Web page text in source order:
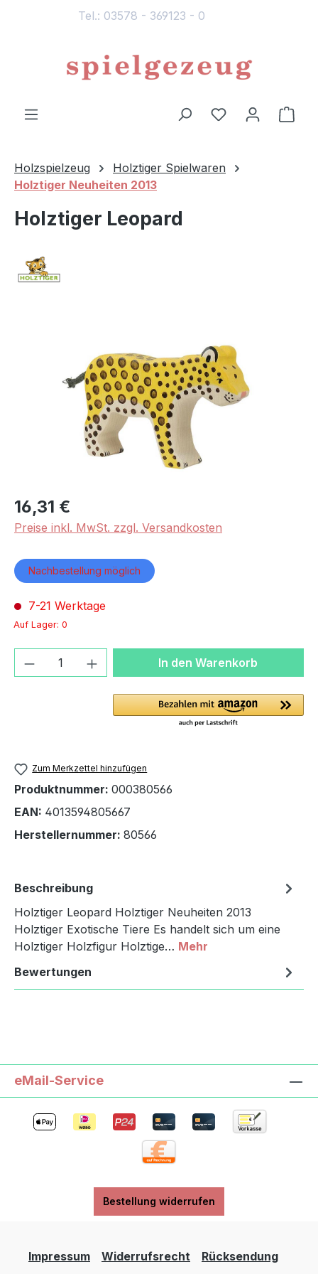
Tel.: 03578 - 369123 - 0
Du hast 0
Holzspielzeug
Holztiger Spielwaren
Holztiger Neuheiten 2013
Holztiger Leopard
16,31 €
Preise inkl. MwSt. zzgl. Versandkosten
Nachbestellung möglich
7-21 Werktage
Auf Lager: 0
Produkt Anzahl: Gib denIn den Warenkorb
Zum Merkzettel hinzufügen
Produktnummer: 000380566
EAN: 4013594805667
Herstellernummer: 80566
Beschreibung
Holztiger Leopard Holztiger Neuheiten 2013
Holztiger Exotische Tiere Es handelt sich um eine
Holztiger Holzfigur Holztige… Mehr
Bewertungen
eMail-Service
Bestellung widerrufen
Impressum Widerrufsrecht
Rücksendung